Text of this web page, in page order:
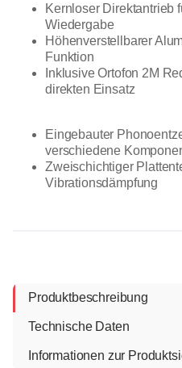
Kernloser Direktantrieb
Wiedergabe
Höhenverstellbarer
Funktion
Inklusive Ortofon 2M
direkten Einsatz
Eingebauter
verschiedene
Zweischichtiger
Vibrationsdämpfung
Produktbeschreibung
Technische Daten
Informationen zur